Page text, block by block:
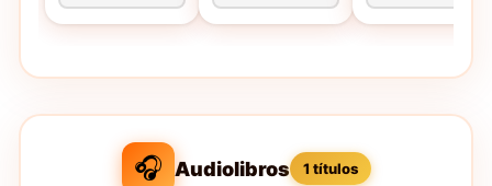
🎧 Audiolibros 1 títulos